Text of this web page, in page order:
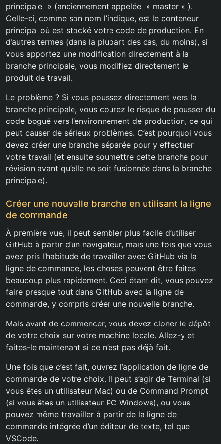
principale » (anciennement appelée » master « ).
Celle-ci, comme son nom l’indique, est le conteneur
principal où est stocké votre code de production. En
d’autres termes (dans la plupart des cas, du moins), si
vous apportez une modification directement à la
branche principale, vous modifiez directement le
produit de travail.
Le problème ? Si vous poussez directement vers la
branche principale, vous courez le risque de pousser du
code bogué vers l’environnement de production, ce qui
peut causer de sérieux problèmes. C’est pourquoi vous
devez créer une branche séparée pour y effectuer
votre travail (et ensuite soumettre cette branche pour
révision avant qu’elle ne soit fusionnée dans la branche
principale).
Créer une nouvelle branche en utilisant la ligne
de commande
À première vue, il peut sembler plus facile d’utiliser
GitHub à partir d’un navigateur, mais une fois que vous
avez pris l’habitude de travailler avec GitHub via la
ligne de commande, les choses peuvent être faites
beaucoup plus rapidement. Ceci étant dit, vous pouvez
faire presque tout dans GitHub avec la ligne de
commande, y compris créer une nouvelle branche.
Mais avant de commencer, vous devez cloner le dépôt
de votre choix sur votre machine locale. Allez-y et
faites-le maintenant si ce n’est pas déjà fait.
Une fois que c’est fait, ouvrez l’application de ligne de
commande de votre choix. Il peut s’agir de Terminal (si
vous êtes un utilisateur Mac) ou de Command Prompt
(si vous êtes un utilisateur PC Windows), ou vous
pouvez même travailler à partir de la ligne de
commande intégrée d’un éditeur de texte, tel que
VSCode.